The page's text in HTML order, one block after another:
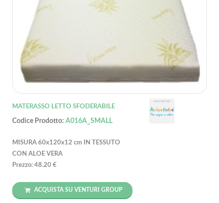
MATERASSO LETTO SFODERABILE
Codice Prodotto: A016A_SMALL
MISURA 60x120x12 cm IN TESSUTO
CON ALOE VERA
Prezzo: 48.20 €
ACQUISTA SU VENTURI GROUP